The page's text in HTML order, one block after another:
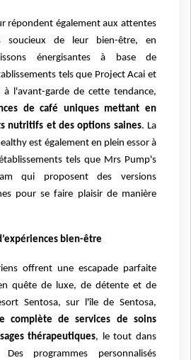
répondent également aux attentes
soucieux de leur bien-être, en
énergisantes à base de
tels que Project Acai et
à l'avant-garde de cette tendance,
de café uniques mettant en
nutritifs et des options saines. La
est également en plein essor à
tels que Mrs Pump's
qui proposent des versions
pour se faire plaisir de manière
bien-être
offrent une escapade parfaite
quête de luxe, de détente et de
Sentosa, sur l'île de Sentosa,
complète de services de soins
thérapeutiques, le tout dans
programmes personnalisés